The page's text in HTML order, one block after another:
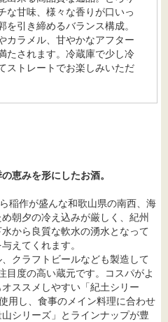
な甘味、様々な香りが口いっ
引き締めるバランス構成。
カラメル、甘やかなアフター
たされます。冷蔵庫で少し冷
ストレートでお楽しみいただ
恵みを形にしたお酒。
稲作が盛んな和歌山県の南西、海
朝夕の冷え込みが厳しく、紀州
から良質な軟水の湧水となって
えてくれます。
クラフトビールなども製造して
目度の高い蔵元です。コスパがよ
ススメしやすい「紀土シリー
用し、食事のメイン料理に合わせ
シリーズ」とラインナップが豊